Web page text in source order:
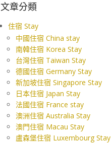
文章分類
住宿 Stay
中國住宿 China stay
南韓住宿 Korea Stay
台灣住宿 Taiwan Stay
德國住宿 Germany Stay
新加坡住宿 Singapore Stay
日本住宿 Japan Stay
法國住宿 France stay
澳洲住宿 Australia Stay
澳門住宿 Macau Stay
盧森堡住宿 Luxembourg Stay